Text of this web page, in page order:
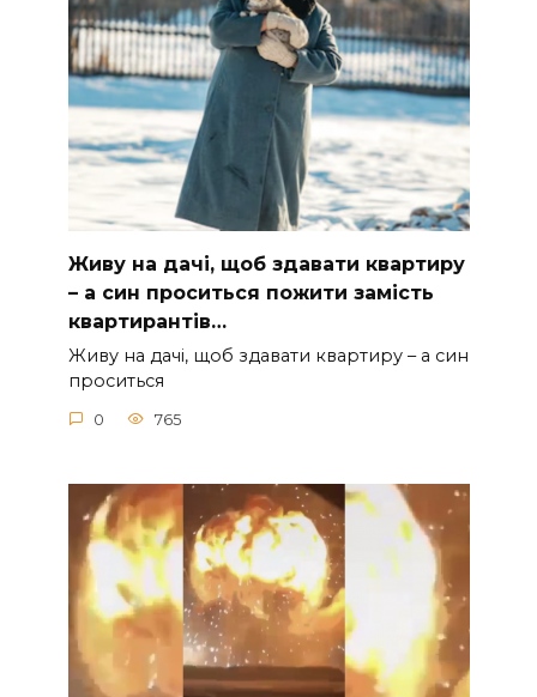
Живу на дачі, щоб здавати квартиру
– а син проситься пожити замість
квартирантів…
Живу на дачі, щоб здавати квартиру – а син
проситься
0 765